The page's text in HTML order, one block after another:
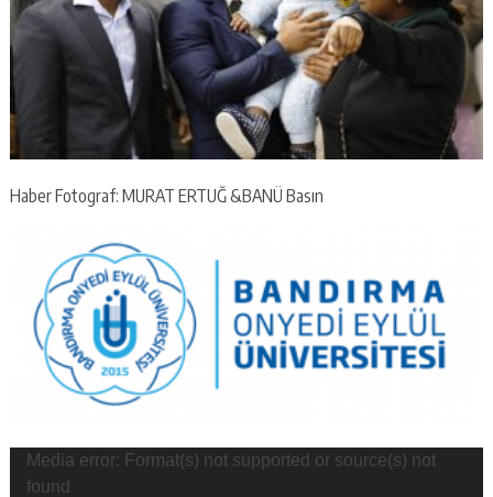
Haber Fotograf: MURAT ERTUĞ &BANÜ Basın
Video
oynatıcı
Media error: Format(s) not supported or source(s) not
found